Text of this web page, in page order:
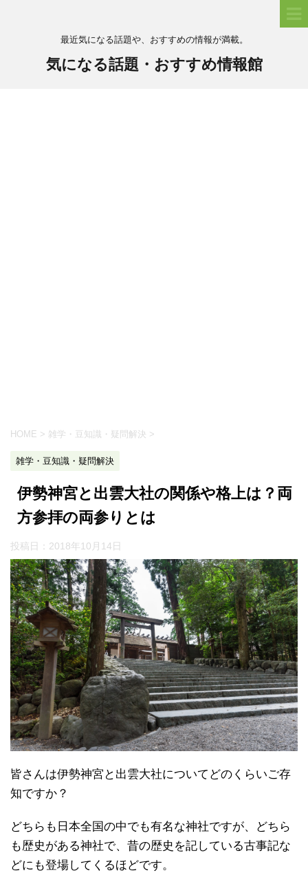
最近気になる話題や、おすすめの情報が満載。
気になる話題・おすすめ情報館
HOME > 雑学・豆知識・疑問解決 >
雑学・豆知識・疑問解決
伊勢神宮と出雲大社の関係や格上は？両
方参拝の両参りとは
投稿日： 2018年10月14日
皆さんは伊勢神宮と出雲大社についてどのくらいご存
知ですか？
どちらも日本全国の中でも有名な神社ですが、どちら
も歴史がある神社で、昔の歴史を記している古事記な
どにも登場してくるほどです。